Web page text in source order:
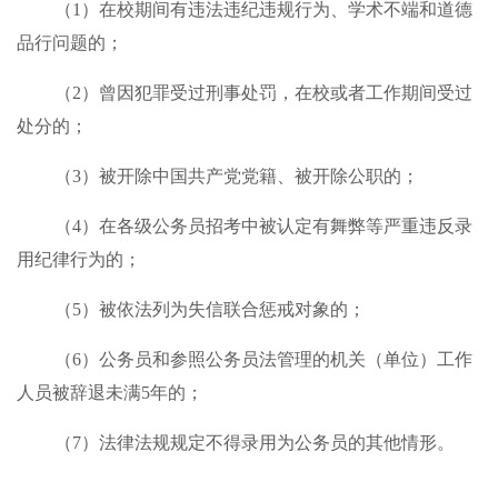
（1）在校期间有违法违纪违规行为、学术不端和道德
品行问题的；
（2）曾因犯罪受过刑事处罚，在校或者工作期间受过
处分的；
（3）被开除中国共产党党籍、被开除公职的；
（4）在各级公务员招考中被认定有舞弊等严重违反录
用纪律行为的；
（5）被依法列为失信联合惩戒对象的；
（6）公务员和参照公务员法管理的机关（单位）工作
人员被辞退未满5年的；
（7）法律法规规定不得录用为公务员的其他情形。